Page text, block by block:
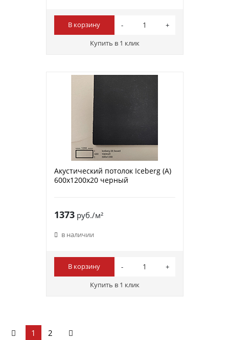
В корзину
Купить в 1 клик
Акустический потолок Iceberg (A)
600х1200х20 черный
1373руб./м²
в наличии
В корзину
Купить в 1 клик
1 2